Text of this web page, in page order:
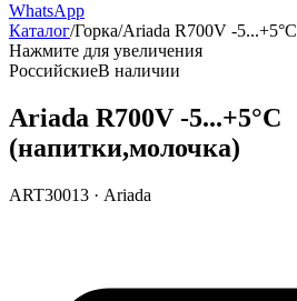
WhatsApp
Каталог/Горка/Ariada R700V -5...+5°С
Нажмите для увеличения
РоссийскиеВ наличии
Ariada R700V -5...+5°С
(напитки,молочка)
ART30013 · Ariada